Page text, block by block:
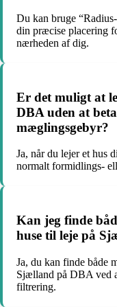
Du kan bruge
din præcise placering
nærheden af dig.
Er det muligt at
DBA uden at
mæglingsgebyr?
Ja, når du lejer et hus
normalt formidlings-
Kan jeg finde
huse til leje på
Ja, du kan finde både
Sjælland på DBA ved
filtrering.